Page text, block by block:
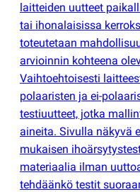
laitteiden uutteet
tai ihonalaisissa
toteutetaan
arvioinnin kohteena
Vaihtoehtoisesti
polaaristen ja ei-
testiuutteet, jotka
aineita. Sivulla näkyvä
mukaisen
materiaalia ilman
tehdäänkö testit